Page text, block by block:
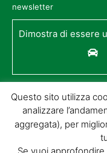
newsletter
Dimostra di essere
Questo sito utilizza
analizzare
aggregata), per